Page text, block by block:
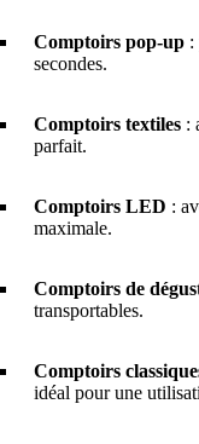
Comptoirs pop-up :
secondes.
Comptoirs textiles :
parfait.
Comptoirs LED :
maximale.
Comptoirs de
transportables.
Comptoirs
idéal pour une